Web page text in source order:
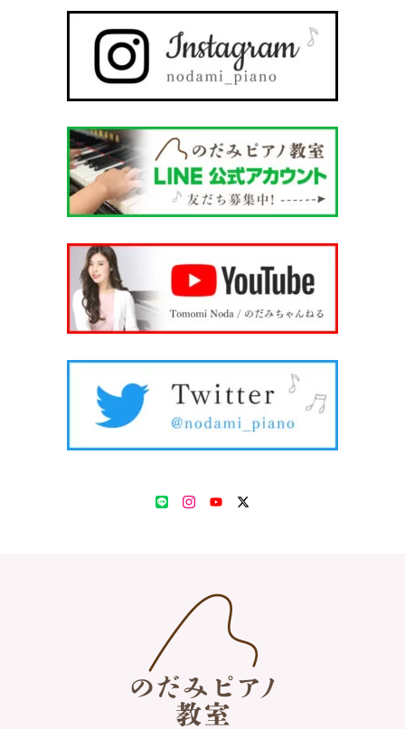
LINEInstagram
YouTube